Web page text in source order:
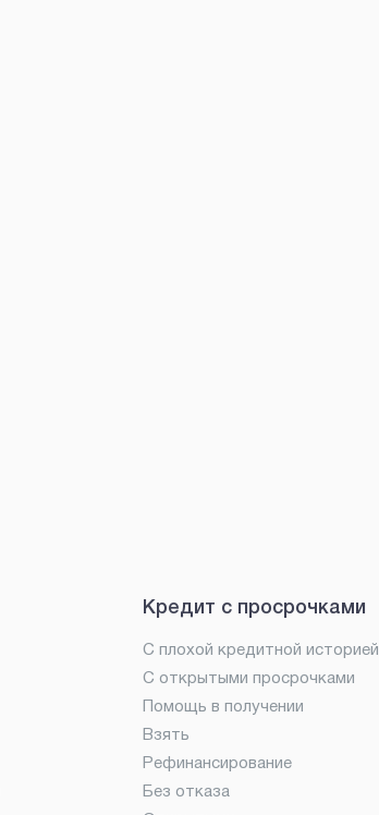
Кредит с просрочками
С плохой кредитной историей
С открытыми просрочками
Помощь в получении
Взять
Рефинансирование
Без отказа